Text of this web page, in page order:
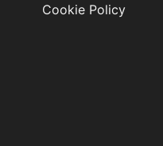
Cookie Policy